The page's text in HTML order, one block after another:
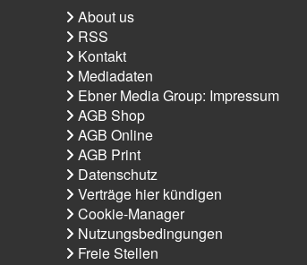
About us
RSS
Kontakt
Mediadaten
Ebner Media Group: Impressum
AGB Shop
AGB Online
AGB Print
Datenschutz
Verträge hier kündigen
Cookie-Manager
Nutzungsbedingungen
Freie Stellen